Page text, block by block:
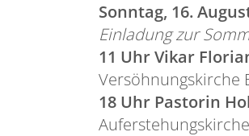
Sonntag, 16.
Einladung zur
11 Uhr Vikar
Versöhnungskirche
18 Uhr Pastorin
Auferstehungskirche